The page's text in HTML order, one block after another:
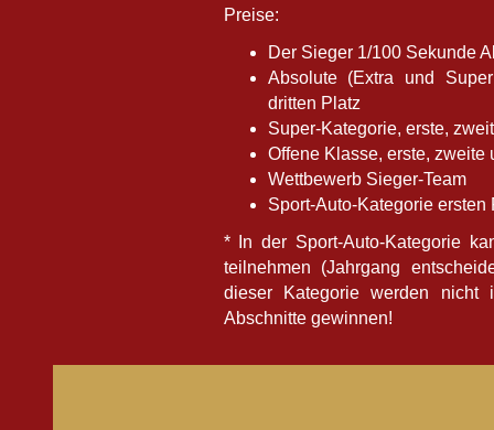
Preise:
Der Sieger 1/100 Sekunde
Absolute (Extra und
dritten Platz
Super-Kategorie, erste,
Offene Klasse, erste, zweite
Wettbewerb Sieger-Team
Sport-Auto-Kategorie ersten
* In der Sport-Auto-Kategorie
teilnehmen (Jahrgang
dieser Kategorie werden nicht
Abschnitte gewinnen!